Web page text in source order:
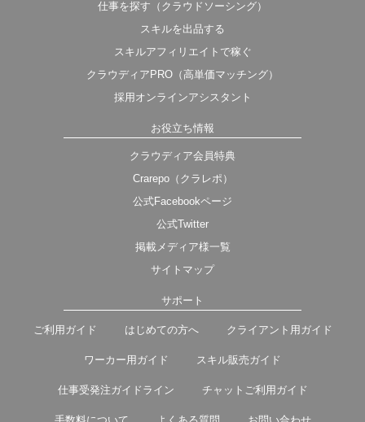
仕事を探す（クラウドソーシング）
スキルを出品する
スキルアフィリエイトで稼ぐ
クラウディアPRO（高単価マッチング）
採用オンラインアシスタント
お役立ち情報
クラウディア会員特典
Crarepo（クラレポ）
公式Facebookページ
公式Twitter
掲載メディア様一覧
サイトマップ
サポート
ご利用ガイド はじめての方へ クライアント用ガイド
ワーカー用ガイド スキル販売ガイド
仕事受発注ガイドライン チャットご利用ガイド